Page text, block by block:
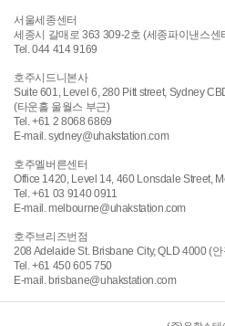
서울세종센터
세종시 갈매로 363 309-2호 (세종파이낸스센
Tel. 044 414 9169
호주시드니본사
Suite 601, Level 6, 280 Pitt street, Sydney
(타운홀 울월스 부근)
Tel. +61 2 8068 6869
E-mail. sydney@uhakstation.com
호주멜버른센터
Office 1420, Level 14, 460 Lonsdale Street,
Tel. +61 03 9140 0911
E-mail. melbourne@uhakstation.com
호주브리즈번점
208 Adelaide St. Brisbane City, QLD 4000 (
Tel. +61 450 605 750
E-mail. brisbane@uhakstation.com